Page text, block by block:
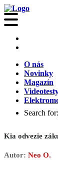
O nás
Novinky
Magazín
Search for:
Kia odvezie
Autor: Neo O.